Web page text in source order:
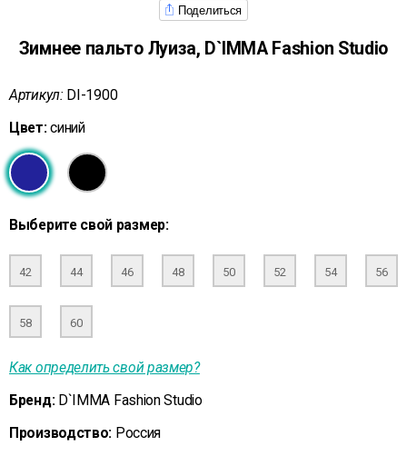
Поделиться
Зимнее пальто Луиза, D`IMMA Fashion Studio
Артикул: DI-1900
Цвет: синий
Выберите свой размер:
42 44 46 48 50 52 54 56
58 60
Как определить свой размер?
Бренд: D`IMMA Fashion Studio
Производство: Россия